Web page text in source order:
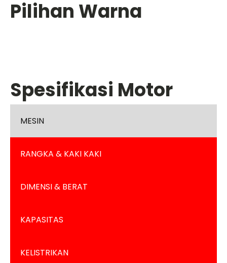
Pilihan Warna
Spesifikasi Motor
MESIN
RANGKA & KAKI KAKI
DIMENSI & BERAT
KAPASITAS
KELISTRIKAN